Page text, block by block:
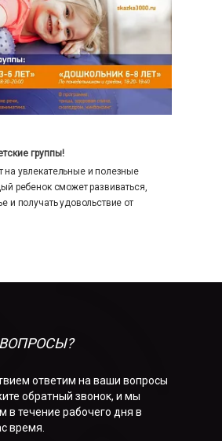
группы!
на увлекательные и полезные
ребенок сможет развиваться,
и получать удовольствие от
ответим на ваши вопросы
обратный звонок, и мы
в течение рабочего дня в
время.